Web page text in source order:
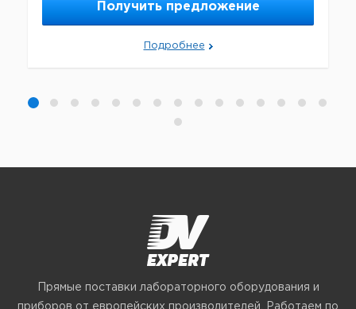
Получить предложение
Подробнее
Прямые поставки лабораторного оборудования и
приборов от европейских производителей. Работаем по